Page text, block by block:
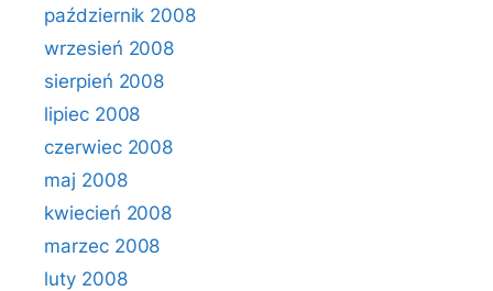
październik 2008
wrzesień 2008
sierpień 2008
lipiec 2008
czerwiec 2008
maj 2008
kwiecień 2008
marzec 2008
luty 2008